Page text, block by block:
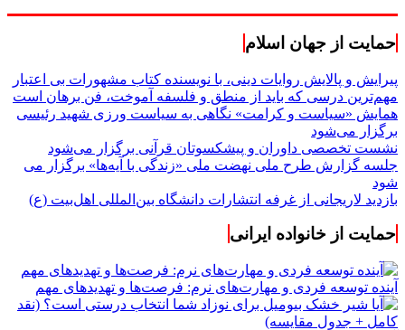
حمایت از جهان اسلام
پیرایش و پالایش روایات دینی، با نویسنده کتاب مشهورات بی اعتبار
مهم‌ترین درسی که باید از منطق و فلسفه آموخت، فن برهان است
همایش «سیاست و کرامت» نگاهی به سیاست ورزی شهید رئیسی
برگزار می‌شود
نشست تخصصی داوران و پیشکسوتان قرآنی برگزار می‌شود
جلسه گزارش طرح ملی نهضت ملی «زندگی با آیه‌ها» برگزار می
شود
بازدید لاریجانی از غرفه انتشارات دانشگاه بین‌المللی اهل‌بیت (ع)
حمایت از خانواده ایرانی
آینده توسعه فردی و مهارت‌های نرم: فرصت‌ها و تهدیدهای مهم